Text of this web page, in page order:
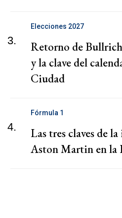
3.
Elecciones 2027
Retorno de
y la clave del
Ciudad
4.
Fórmula 1
Las tres claves de
Aston Martin en la